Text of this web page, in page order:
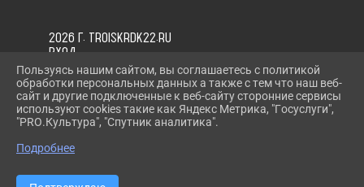
2026 Г. TROISKRDK22.RU
ВХОД
КАРТА САЙТА
ПОЛИТИКА ОБРАБОТКИ ПЕРСОНАЛЬНЫХ ДАННЫХ
СДЕЛАНО НА KUBCMS
РАЗРАБОТКА И ПОДДЕРЖКА
Пользуясь нашим сайтом, вы соглашаетесь с политикой
обработки персональных данных а также с тем что наш веб-
сайт и другие подключенные к веб-сайту сторонние сервисы
используют cookies такие как Яндекс Метрика, "Госуслуги",
"PRO.Культура", "Спутник аналитика".
Подробнее